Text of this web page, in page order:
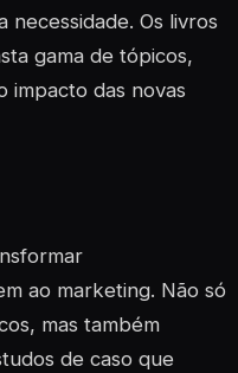
Os livros
gama de tópicos,
impacto das novas
ao marketing. Não só
mas também
de caso que